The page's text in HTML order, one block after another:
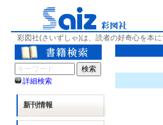
彩図社(さいずしゃ)は、読者の好奇心を本に
詳細検索
新刊情報